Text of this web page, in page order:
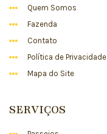
Quem Somos
Fazenda
Contato
Política de Privacidade
Mapa do Site
SERVIÇOS